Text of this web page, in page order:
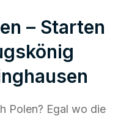
– Starten
Polen? Egal wo die